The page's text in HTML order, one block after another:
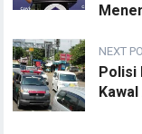
NEXT
Polisi